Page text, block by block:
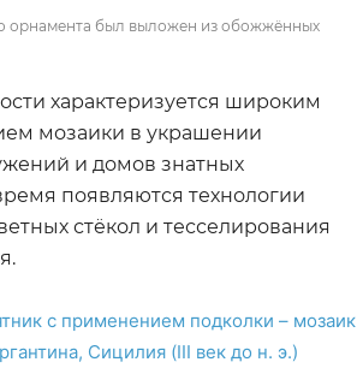
орнамента был выложен из обожжённых
характеризуется широким
мозаики в украшении
и домов знатных
появляются технологии
стёкол и тесселирования